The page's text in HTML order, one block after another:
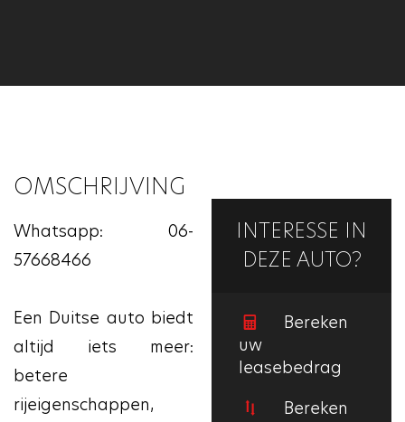
OMSCHRIJVING
Whatsapp: 06-
57668466
Een Duitse auto biedt
altijd iets meer:
betere
rijeigenschappen,
INTERESSE IN
DEZE AUTO?
Bereken
uw
leasebedrag
Bereken